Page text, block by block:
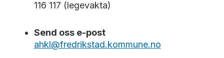
legevakt.faktura@fredrikstad.kommun
Betaling for helsetjenester,
helsenorge.no
116 117 (legevakta)
Send oss e-post
ahkl@fredrikstad.kommune.no